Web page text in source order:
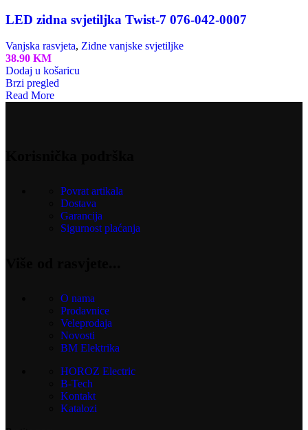
LED zidna svjetiljka Twist-7 076-042-0007
Vanjska rasvjeta, Zidne vanjske svjetiljke
38.90 KM
Dodaj u košaricu
Brzi pregled
Read More
Povrat artikala
Dostava
Garancija
Sigurnost plaćanja
O nama
Prodavnice
Veleprodaja
Novosti
BM Elektrika
HOROZ Electric
B-Tech
Kontakt
Katalozi